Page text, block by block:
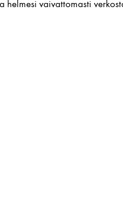
vaivattomasti